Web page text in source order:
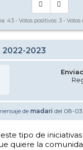
43 - Votos positivos: 3 - Votos
2022-2023
de madari del 08-
tipo de
quiere la